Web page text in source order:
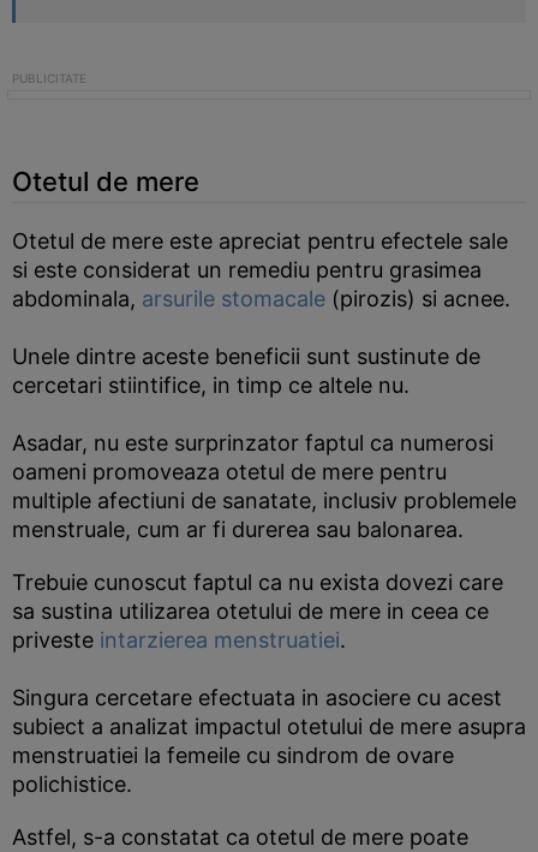
Otetul de mere
Otetul de mere este apreciat pentru efectele sale
si este considerat un remediu pentru grasimea
abdominala, arsurile stomacale (pirozis) si acnee.
Unele dintre aceste beneficii sunt sustinute de
cercetari stiintifice, in timp ce altele nu.
Asadar, nu este surprinzator faptul ca numerosi
oameni promoveaza otetul de mere pentru
multiple afectiuni de sanatate, inclusiv problemele
menstruale, cum ar fi durerea sau balonarea.
Trebuie cunoscut faptul ca nu exista dovezi care
sa sustina utilizarea otetului de mere in ceea ce
priveste intarzierea menstruatiei.
Singura cercetare efectuata in asociere cu acest
subiect a analizat impactul otetului de mere asupra
menstruatiei la femeile cu sindrom de ovare
polichistice.
Astfel, s-a constatat ca otetul de mere poate